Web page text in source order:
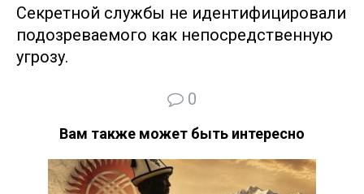
Секретной службы не идентифицировали
подозреваемого как непосредственную
угрозу.
0
Вам также может быть интересно